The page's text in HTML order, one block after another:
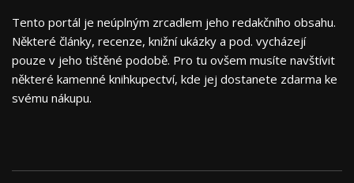
Tento portál je neúplným zrcadlem jeho redakčního obsahu.
Některé články, recenze, knižní ukázky a pod. vycházejí
pouze v jeho tištěné podobě. Pro tu ovšem musíte navštívit
některé kamenné knihkupectví, kde jej dostanete zdarma ke
svému nákupu.